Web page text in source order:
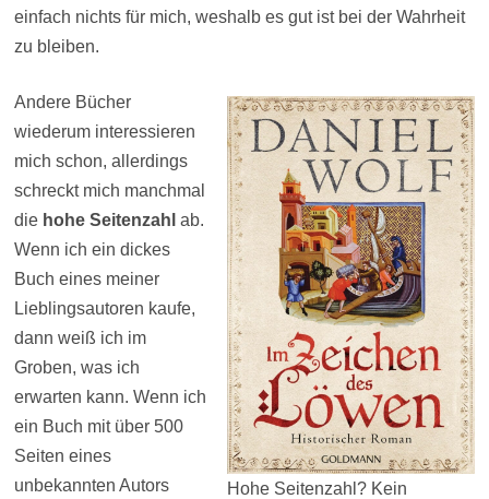
einfach nichts für mich, weshalb es gut ist bei der Wahrheit
zu bleiben.
Hohe Seitenzahl? Kein
Andere Bücher
wiederum interessieren
mich schon, allerdings
schreckt mich manchmal
die hohe Seitenzahl ab.
Wenn ich ein dickes
Buch eines meiner
Lieblingsautoren kaufe,
dann weiß ich im
Groben, was ich
erwarten kann. Wenn ich
ein Buch mit über 500
Seiten eines
unbekannten Autors